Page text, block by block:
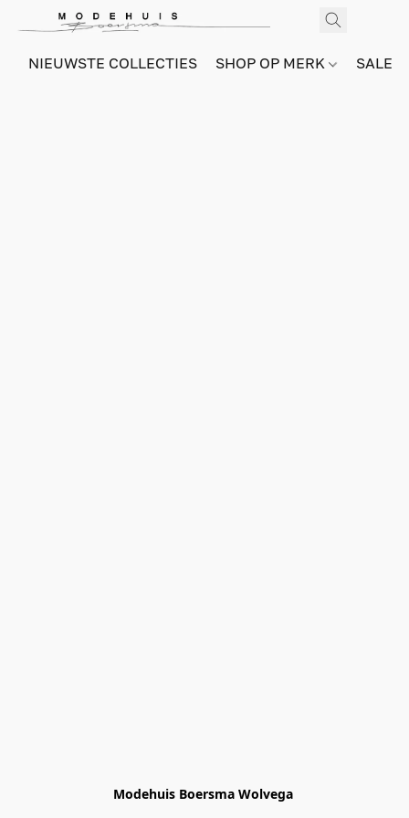
NIEUWSTE COLLECTIES SHOP OP MERK SALE
Modehuis Boersma Wolvega